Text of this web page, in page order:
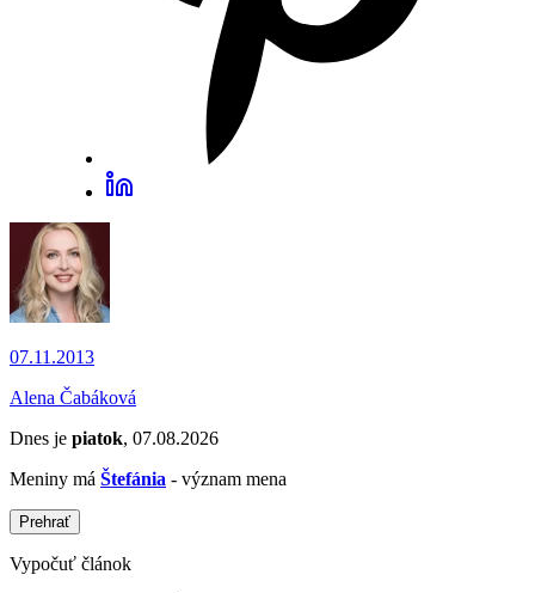
07.11.2013
Alena Čabáková
Dnes je piatok, 07.08.2026
Meniny má Štefánia - význam mena
Prehrať
Vypočuť článok